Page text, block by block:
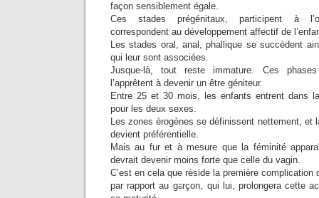
façon sensiblement égale.
Ces stades prégénitaux, participent à
correspondent au développement affectif de
Les stades oral, anal, phallique se succèdent
qui leur sont associées.
Jusque-là, tout reste immature. Ces
l’apprêtent à devenir un être géniteur.
Entre 25 et 30 mois, les enfants entrent dans
pour les deux sexes.
Les zones érogènes se définissent nettement, et
devient préférentielle.
Mais au fur et à mesure que la féminité
devrait devenir moins forte que celle du vagin.
C’est en cela que réside la première
par rapport au garçon, qui lui, prolongera cette